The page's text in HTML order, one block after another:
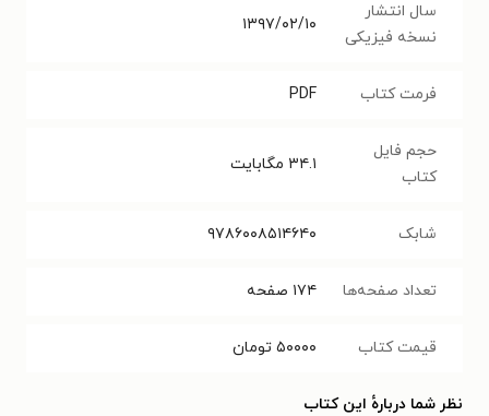
سال انتشار
نسخه فیزیکی
۱۳۹۷/۰۲/۱۰
فرمت کتاب PDF
حجم فایل
کتاب
۳۴.۱ مگابایت
شابک ۹۷۸۶۰۰۸۵۱۴۶۴۰
تعداد صفحه‌ها ۱۷۴ صفحه
قیمت کتاب ۵۰۰۰۰ تومان
نظر شما دربارهٔ این کتاب